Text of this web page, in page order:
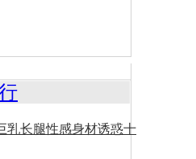
乳长腿性感身材诱惑十